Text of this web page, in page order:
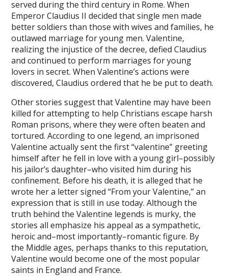
served during the third century in Rome. When
Emperor Claudius II decided that single men made
better soldiers than those with wives and families, he
outlawed marriage for young men. Valentine,
realizing the injustice of the decree, defied Claudius
and continued to perform marriages for young
lovers in secret. When Valentine’s actions were
discovered, Claudius ordered that he be put to death.
Other stories suggest that Valentine may have been
killed for attempting to help Christians escape harsh
Roman prisons, where they were often beaten and
tortured. According to one legend, an imprisoned
Valentine actually sent the first “valentine” greeting
himself after he fell in love with a young girl–possibly
his jailor’s daughter–who visited him during his
confinement. Before his death, it is alleged that he
wrote her a letter signed “From your Valentine,” an
expression that is still in use today. Although the
truth behind the Valentine legends is murky, the
stories all emphasize his appeal as a sympathetic,
heroic and–most importantly–romantic figure. By
the Middle ages, perhaps thanks to this reputation,
Valentine would become one of the most popular
saints in England and France.